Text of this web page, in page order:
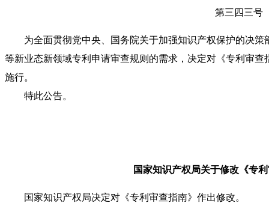
第三四三号
为全面贯彻党中央、国务院关于加强知识产权保护的决策
等新业态新领域专利申请审查规则的需求，决定对《专利审查
施行。
特此公告。
国家知识产权局关于修改《专
国家知识产权局决定对《专利审查指南》作出修改。